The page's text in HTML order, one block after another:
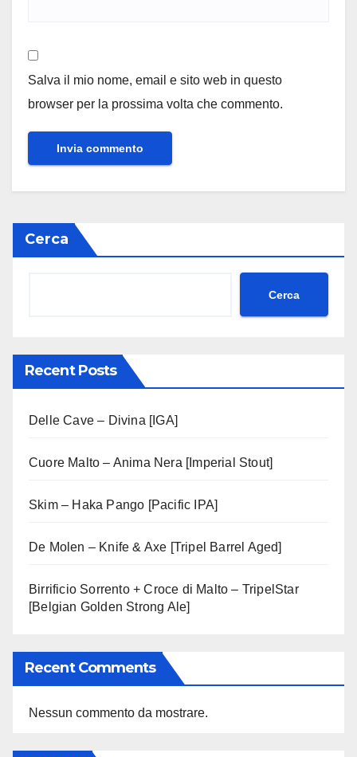
Salva il mio nome, email e sito web in questo
browser per la prossima volta che commento.
Cerca
Cerca
Recent Posts
Delle Cave – Divina [IGA]
Cuore Malto – Anima Nera [Imperial Stout]
Skim – Haka Pango [Pacific IPA]
De Molen – Knife & Axe [Tripel Barrel Aged]
Birrificio Sorrento + Croce di Malto – TripelStar
[Belgian Golden Strong Ale]
Recent Comments
Nessun commento da mostrare.